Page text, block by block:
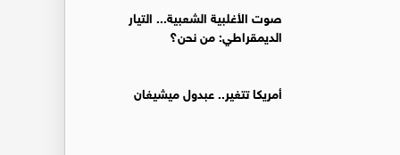
صوت الأغلبية الشعبية... التيار
الديمقراطي: من نحن؟
أمريكا تتغير.. عبدول ميشيغان